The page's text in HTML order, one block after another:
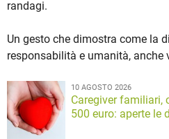
randagi.
Un gesto che dimostra come la
responsabilità e umanità, anche
10 AGOSTO 2026
Caregiver familiari,
500 euro: aperte le